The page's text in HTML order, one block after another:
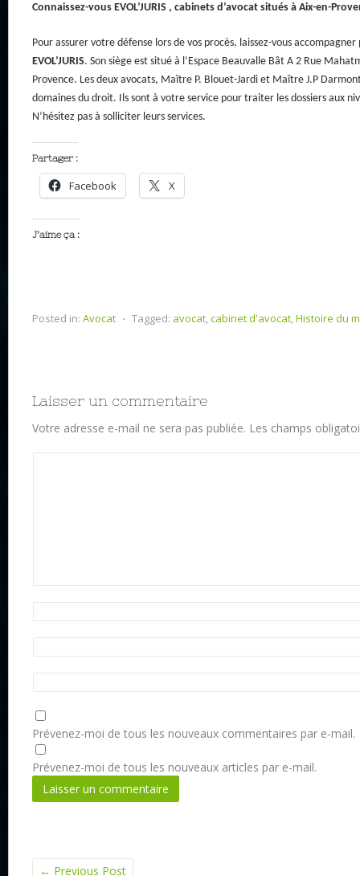
Connaissez-vous EVOL’JURIS , cabinets d’avocat situés à Aix-en-
Pour assurer votre défense lors de vos procès, laissez-vous
EVOL’JURIS. Son siège est situé à l’Espace Beauvalle Bât A 2 Rue
Provence. Les deux avocats, Maître P. Blouet-Jardi et Maître J.P
domaines du droit. Ils sont à votre service pour traiter les dossiers aux
N’hésitez pas à solliciter leurs services.
Partager :
Facebook X
J’aime ça :
Posted in: Avocat ⋅ Tagged: avocat,cabinet d'avocat,Histoire du
Laisser un commentaire
Votre adresse e-mail ne sera pas publiée. Les champs
Prévenez-moi de tous les nouveaux commentaires par e-mail.
Prévenez-moi de tous les nouveaux articles par e-mail.
← Previous Post